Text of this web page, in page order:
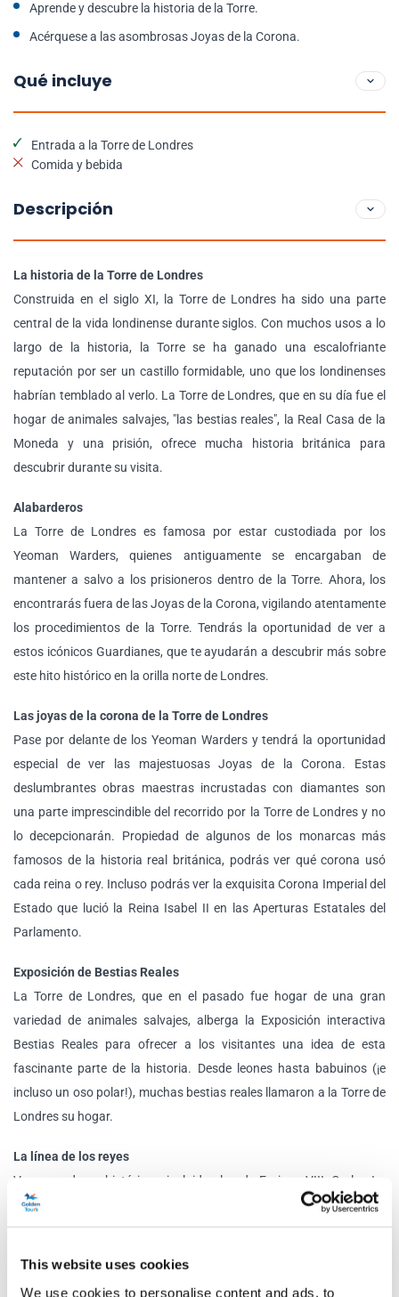
This website uses cookies
We use cookies to personalise content and ads, to
Aprende y descubre la historia de la Torre.
Acérquese a las asombrosas Joyas de la Corona.
Qué incluye
Entrada a la Torre de Londres
Comida y bebida
Descripción
La historia de la Torre de Londres
Construida en el siglo XI, la Torre de Londres ha sido una parte
central de la vida londinense durante siglos. Con muchos usos a lo
largo de la historia, la Torre se ha ganado una escalofriante
reputación por ser un castillo formidable, uno que los londinenses
habrían temblado al verlo. La Torre de Londres, que en su día fue el
hogar de animales salvajes, "las bestias reales", la Real Casa de la
Moneda y una prisión, ofrece mucha historia británica para
descubrir durante su visita.
Alabarderos
La Torre de Londres es famosa por estar custodiada por los
Yeoman Warders, quienes antiguamente se encargaban de
mantener a salvo a los prisioneros dentro de la Torre. Ahora, los
encontrarás fuera de las Joyas de la Corona, vigilando atentamente
los procedimientos de la Torre. Tendrás la oportunidad de ver a
estos icónicos Guardianes, que te ayudarán a descubrir más sobre
este hito histórico en la orilla norte de Londres.
Las joyas de la corona de la Torre de Londres
Pase por delante de los Yeoman Warders y tendrá la oportunidad
especial de ver las majestuosas Joyas de la Corona. Estas
deslumbrantes obras maestras incrustadas con diamantes son
una parte imprescindible del recorrido por la Torre de Londres y no
lo decepcionarán. Propiedad de algunos de los monarcas más
famosos de la historia real británica, podrás ver qué corona usó
cada reina o rey. Incluso podrás ver la exquisita Corona Imperial del
Estado que lució la Reina Isabel II en las Aperturas Estatales del
Parlamento.
Exposición de Bestias Reales
La Torre de Londres, que en el pasado fue hogar de una gran
variedad de animales salvajes, alberga la Exposición interactiva
Bestias Reales para ofrecer a los visitantes una idea de esta
fascinante parte de la historia. Desde leones hasta babuinos (¡e
incluso un oso polar!), muchas bestias reales llamaron a la Torre de
Londres su hogar.
La línea de los reyes
Vea armaduras históricas, incluidas las de Enrique VIII, Carlos I y
Jaime II. Estos se encuentran en un desfile a lo largo de Caballos
bellamente tallados . La Línea de los Reyes, que data del siglo XVII,